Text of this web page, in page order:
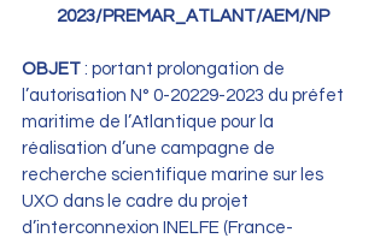
2023/PREMAR_ATLANT/AEM/NP
OBJET : portant prolongation de
l’autorisation N° 0-20229-2023 du préfet
maritime de l’Atlantique pour la
réalisation d’une campagne de
recherche scientifique marine sur les
UXO dans le cadre du projet
d’interconnexion INELFE (France-